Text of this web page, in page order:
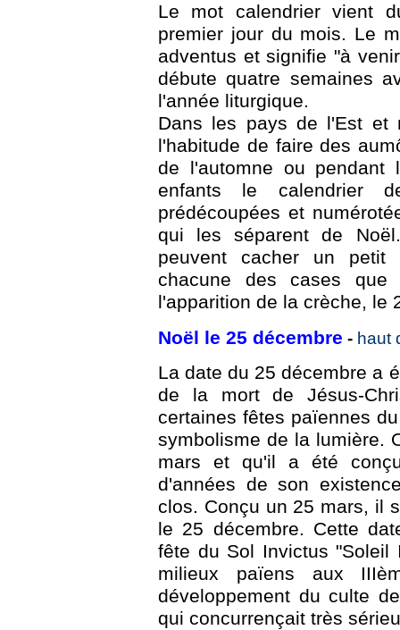
Le mot calendrier vient
premier jour du mois. Le
adventus et signifie "à
débute quatre semaines
l'année liturgique.
Dans les pays de l'Est et
l'habitude de faire des
de l'automne ou pendant
enfants le calendrier
prédécoupées et
qui les séparent de
peuvent cacher un
chacune des cases
l'apparition de la crèche, le
Noël le 25 décembre - haut
La date du 25 décembre a
de la mort de Jésus-
certaines fêtes païennes
symbolisme de la lumière.
mars et qu'il a été
d'années de son
clos. Conçu un 25 mars, il
le 25 décembre. Cette
fête du Sol Invictus "Soleil
milieux païens aux
développement du culte
qui concurrençait très